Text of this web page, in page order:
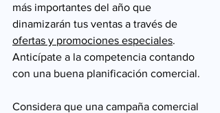
más importantes del año que
dinamizarán tus ventas a través de
ofertas y promociones especiales.
Anticípate a la competencia contando
con una buena planificación comercial.
Considera que una campaña comercial